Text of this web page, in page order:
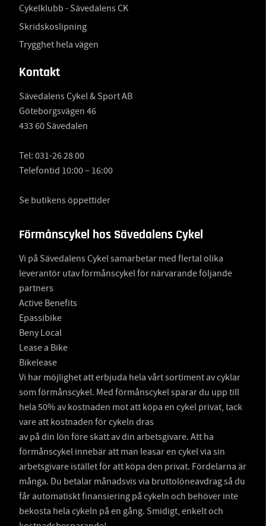
Cykelklubb - Sävedalens CK
Skridskoslipning
Trygghet hela vägen
Kontakt
Sävedalens Cykel & Sport AB
Göteborgsvägen 46
433 60 Sävedalen
Tel: 031-26 28 00
Telefontid 10:00 – 16:00
Se butikens öppettider
Förmånscykel hos Sävedalens Cykel
Vi på Sävedalens Cykel samarbetar med flertal olika
leverantör utav förmånscykel för närvarande följande
partners
Active Benefits
Epassibike
Beny Local
Lease a Bike
Bikelease
Vi har möjlighet att erbjuda hela vårt sortiment av cyklar
som förmånscykel. Med förmånscykel sparar du upp till
hela 50% av kostnaden mot att köpa en cykel privat, tack
vare att kostnaden för cykeln dras
av på din lön före skatt av din arbetsgivare. Att ha
förmånscykel innebär att man leasar en cykel via sin
arbetsgivare istället för att köpa den privat. Fördelarna är
många. Du betalar månadsvis via bruttolöneavdrag så du
får automatiskt finansiering på cykeln och behöver inte
bekosta hela cykeln på en gång. Smidigt, enkelt och